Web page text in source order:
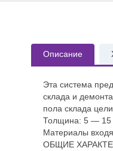
Описание
Эта система
склада и
пола склада
Толщина: 5 —
Материалы
ОБЩИЕ